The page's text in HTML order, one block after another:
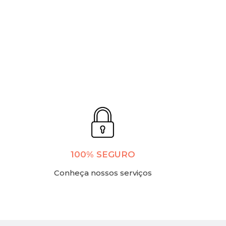
100% SEGURO
Conheça nossos serviços